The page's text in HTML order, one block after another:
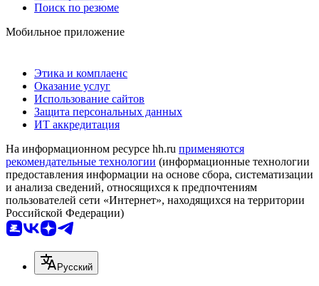
Поиск по резюме
Мобильное приложение
Этика и комплаенс
Оказание услуг
Использование сайтов
Защита персональных данных
ИТ аккредитация
На информационном ресурсе hh.ru применяются
рекомендательные технологии (информационные технологии
предоставления информации на основе сбора, систематизации
и анализа сведений, относящихся к предпочтениям
пользователей сети «Интернет», находящихся на территории
Российской Федерации)
Русский